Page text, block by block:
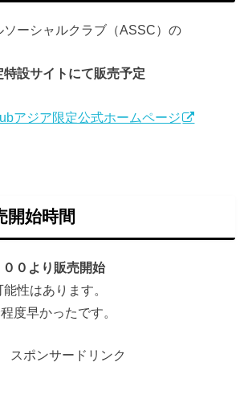
ソーシャルクラブ（ASSC）の
特設サイトにて販売予定
アジア限定公式ホームページ
開始時間
０より販売開始
性はあります。
度早かったです。
スポンサードリンク